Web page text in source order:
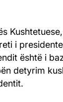
i
është i
detyrim